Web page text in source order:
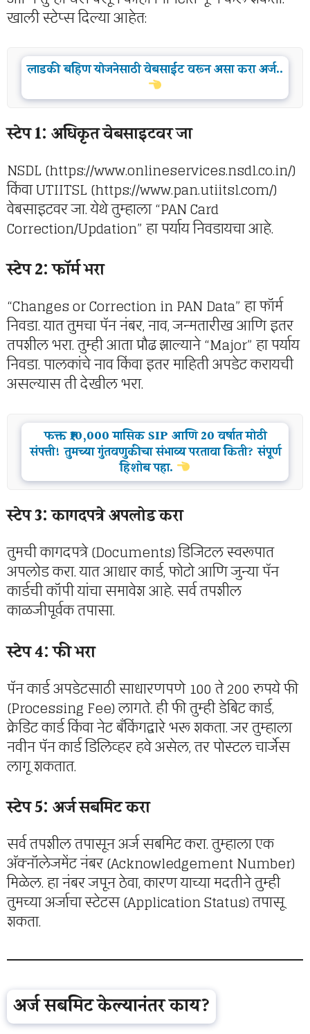
खाली स्टेप्स दिल्या आहेत:
लाडकी बहिण योजनेसाठी वेबसाईट वरून असा करा अर्ज..
स्टेप 1: अधिकृत वेबसाइटवर जा
NSDL (https://www.onlineservices.nsdl.co.in/)
किंवा UTIITSL (https://www.pan.utiitsl.com/)
वेबसाइटवर जा. येथे तुम्हाला “PAN Card
Correction/Updation” हा पर्याय निवडायचा आहे.
स्टेप 2: फॉर्म भरा
“Changes or Correction in PAN Data” हा फॉर्म
निवडा. यात तुमचा पॅन नंबर, नाव, जन्मतारीख आणि इतर
तपशील भरा. तुम्ही आता प्रौढ झाल्याने “Major” हा पर्याय
निवडा. पालकांचे नाव किंवा इतर माहिती अपडेट करायची
असल्यास ती देखील भरा.
फक्त ₹10,000 मासिक SIP आणि 20 वर्षात मोठी
संपत्ती! तुमच्या गुंतवणुकीचा संभाव्य परतावा किती? संपूर्ण
हिशोब पहा.
स्टेप 3: कागदपत्रे अपलोड करा
तुमची कागदपत्रे (Documents) डिजिटल स्वरूपात
अपलोड करा. यात आधार कार्ड, फोटो आणि जुन्या पॅन
कार्डची कॉपी यांचा समावेश आहे. सर्व तपशील
काळजीपूर्वक तपासा.
स्टेप 4: फी भरा
पॅन कार्ड अपडेटसाठी साधारणपणे 100 ते 200 रुपये फी
(Processing Fee) लागते. ही फी तुम्ही डेबिट कार्ड,
क्रेडिट कार्ड किंवा नेट बँकिंगद्वारे भरू शकता. जर तुम्हाला
नवीन पॅन कार्ड डिलिव्हर हवे असेल, तर पोस्टल चार्जेस
लागू शकतात.
स्टेप 5: अर्ज सबमिट करा
सर्व तपशील तपासून अर्ज सबमिट करा. तुम्हाला एक
अ‍ॅक्नॉलेजमेंट नंबर (Acknowledgement Number)
मिळेल. हा नंबर जपून ठेवा, कारण याच्या मदतीने तुम्ही
तुमच्या अर्जाचा स्टेटस (Application Status) तपासू
शकता.
अर्ज सबमिट केल्यानंतर काय?